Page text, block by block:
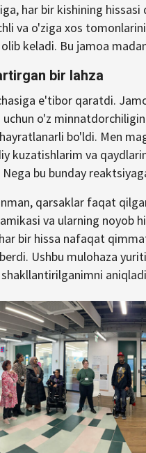
har bir kishining hissasi
va o'ziga xos
keladi. Bu jamoa
bir lahza
e'tibor qaratdi.
o'z
bo'ldi. Men
kuzatishlarim va
bu bunday
qarsaklar faqat
va ularning noyob
bir hissa nafaqat
Ushbu mulohaza